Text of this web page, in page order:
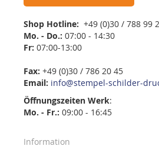
Shop Hotline: +49 (0)30 / 788 99
Mo. - Do.: 07:00 - 14:30
Fr: 07:00-13:00
Fax: +49 (0)30 / 786 20 45
Email: info@stempel-schilder-
Öffnungszeiten Werk:
Mo. - Fr.: 09:00 - 16:45
Information